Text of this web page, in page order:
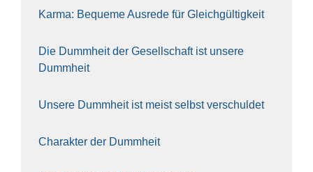
Kar­ma: Beque­me Aus­re­de für Gleich­gül­tig­keit
Die Dumm­heit der Gesell­schaft ist unse­re
Dumm­heit
Unse­re Dumm­heit ist meist selbst ver­schul­det
Cha­rak­ter der Dumm­heit